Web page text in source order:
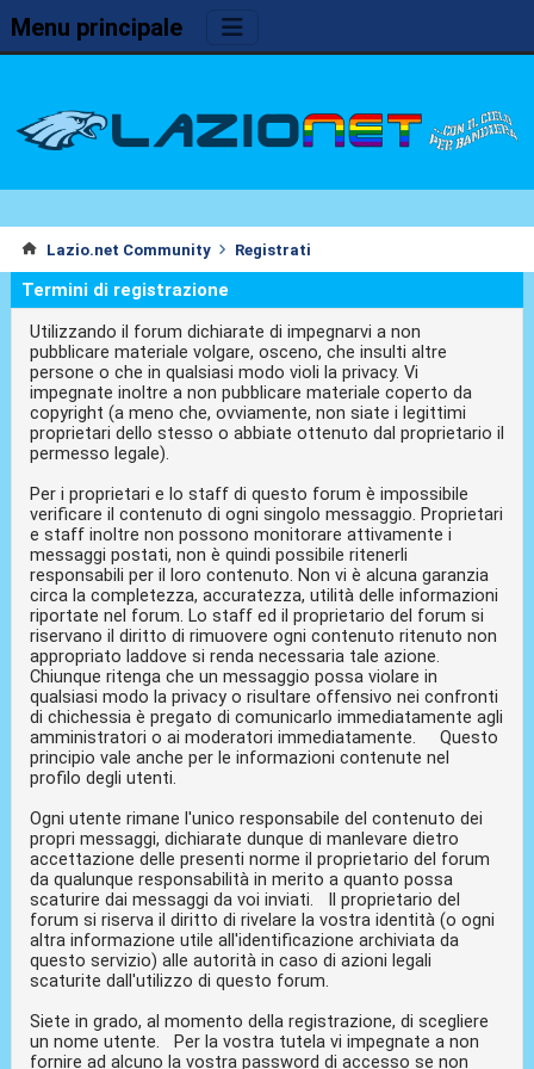
Menu principale
Lazio.net Community Registrati
Termini di registrazione
Utilizzando il forum dichiarate di impegnarvi a non
pubblicare materiale volgare, osceno, che insulti altre
persone o che in qualsiasi modo violi la privacy. Vi
impegnate inoltre a non pubblicare materiale coperto da
copyright (a meno che, ovviamente, non siate i legittimi
proprietari dello stesso o abbiate ottenuto dal proprietario il
permesso legale).
Per i proprietari e lo staff di questo forum è impossibile
verificare il contenuto di ogni singolo messaggio. Proprietari
e staff inoltre non possono monitorare attivamente i
messaggi postati, non è quindi possibile ritenerli
responsabili per il loro contenuto. Non vi è alcuna garanzia
circa la completezza, accuratezza, utilità delle informazioni
riportate nel forum. Lo staff ed il proprietario del forum si
riservano il diritto di rimuovere ogni contenuto ritenuto non
appropriato laddove si renda necessaria tale azione.
Chiunque ritenga che un messaggio possa violare in
qualsiasi modo la privacy o risultare offensivo nei confronti
di chichessia è pregato di comunicarlo immediatamente agli
amministratori o ai moderatori immediatamente. Questo
principio vale anche per le informazioni contenute nel
profilo degli utenti.
Ogni utente rimane l'unico responsabile del contenuto dei
propri messaggi, dichiarate dunque di manlevare dietro
accettazione delle presenti norme il proprietario del forum
da qualunque responsabilità in merito a quanto possa
scaturire dai messaggi da voi inviati. Il proprietario del
forum si riserva il diritto di rivelare la vostra identità (o ogni
altra informazione utile all'identificazione archiviata da
questo servizio) alle autorità in caso di azioni legali
scaturite dall'utilizzo di questo forum.
Siete in grado, al momento della registrazione, di scegliere
un nome utente. Per la vostra tutela vi impegnate a non
fornire ad alcuno la vostra password di accesso se non